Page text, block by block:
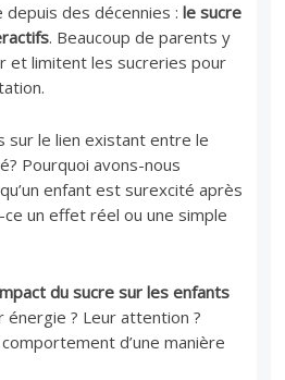
depuis des décennies :le sucre
. Beaucoup de parents y
et limitent les sucreries pour
sur le lien existant entre le
Pourquoi avons-nous
enfant est surexcité après
un effet réel ou une simple
du sucre sur les enfants
énergie ? Leur attention ?
d’une manière